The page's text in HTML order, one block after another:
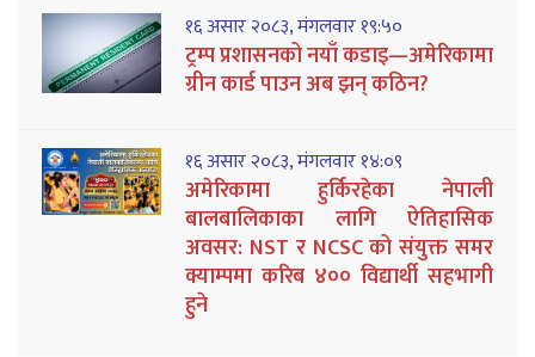
१६ असार २०८३, मंगलवार १९:५०
ट्रम्प प्रशासनको नयाँ कडाइ—अमेरिकामा
ग्रीन कार्ड पाउन अब झन् कठिन?
१६ असार २०८३, मंगलवार १४:०९
अमेरिकामा हुर्किरहेका नेपाली
बालबालिकाका लागि ऐतिहासिक
अवसर: NST र NCSC को संयुक्त समर
क्याम्पमा करिब ४०० विद्यार्थी सहभागी
हुने